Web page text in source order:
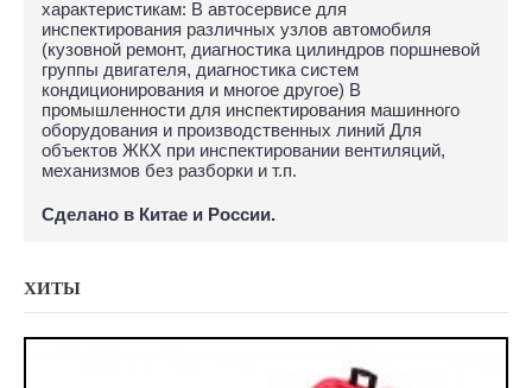
характеристикам: В автосервисе для
инспектирования различных узлов автомобиля
(кузовной ремонт, диагностика цилиндров поршневой
группы двигателя, диагностика систем
кондиционирования и многое другое) В
промышленности для инспектирования машинного
оборудования и производственных линий Для
объектов ЖКХ при инспектировании вентиляций,
механизмов без разборки и т.п.
Сделано в Китае и России.
ХИТЫ